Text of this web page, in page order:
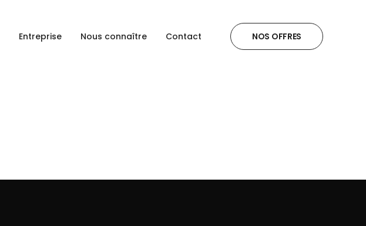
Entreprise Nous connaître Contact NOS OFFRES